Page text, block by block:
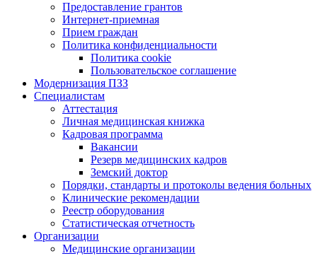
Предоставление грантов
Интернет-приемная
Прием граждан
Политика конфиденциальности
Политика cookie
Пользовательское соглашение
Модернизация ПЗЗ
Специалистам
Аттестация
Личная медицинская книжка
Кадровая программа
Вакансии
Резерв медицинских кадров
Земский доктор
Порядки, стандарты и протоколы ведения больных
Клинические рекомендации
Реестр оборудования
Статистическая отчетность
Организации
Медицинские организации